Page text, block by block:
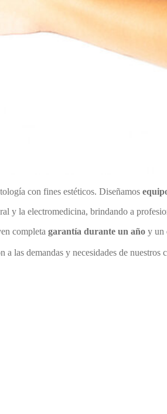
con fines estéticos. Diseñamos
y la electromedicina, brindando a
completa garantía durante un año y un
las demandas y necesidades de nuestros